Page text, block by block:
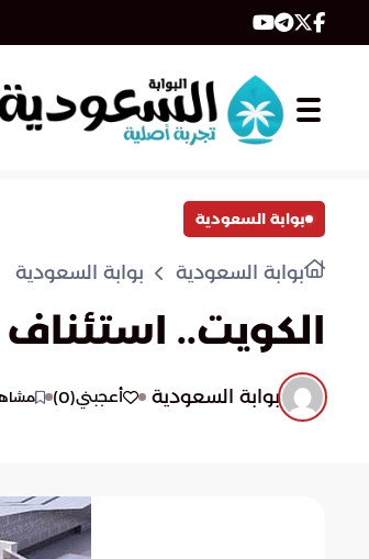
بوابة السعودية
بوابة السعودية بوابة السعودية
الكويت.. استئناف
بوابة السعودية أعجبني(
0
)